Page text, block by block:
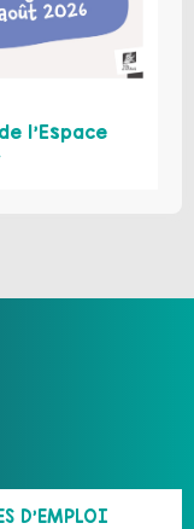
l’Espace
D’EMPLOI